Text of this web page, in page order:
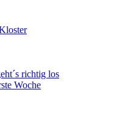
richtig los
Woche